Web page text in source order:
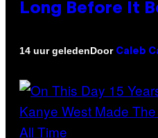
Long Before It
14 uur geledenDoor Caleb